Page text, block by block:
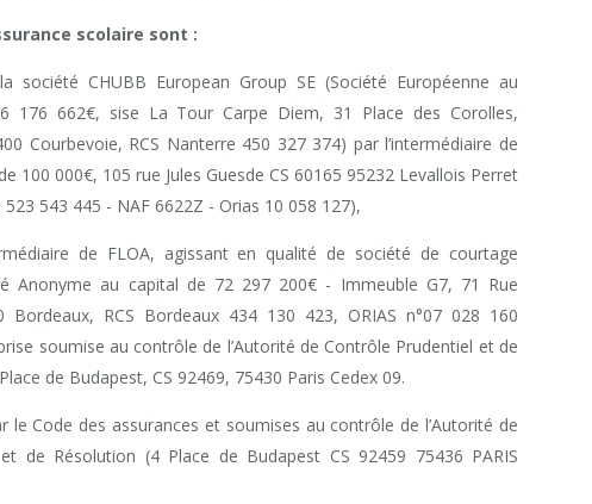
scolaire sont :
société CHUBB European Group SE (Société Européenne au
176 662€, sise La Tour Carpe Diem, 31 Place des Corolles,
Courbevoie, RCS Nanterre 450 327 374) par l’intermédiaire de
100 000€, 105 rue Jules Guesde CS 60165 95232 Levallois Perret
523 543 445 - NAF 6622Z - Orias 10 058 127),
de FLOA, agissant en qualité de société de courtage
Anonyme au capital de 72 297 200€ - Immeuble G7, 71 Rue
Bordeaux, RCS Bordeaux 434 130 423, ORIAS n°07 028 160
soumise au contrôle de l’Autorité de Contrôle Prudentiel et de
de Budapest, CS 92469, 75430 Paris Cedex 09.
le Code des assurances et soumises au contrôle de l’Autorité de
de Résolution (4 Place de Budapest CS 92459 75436 PARIS